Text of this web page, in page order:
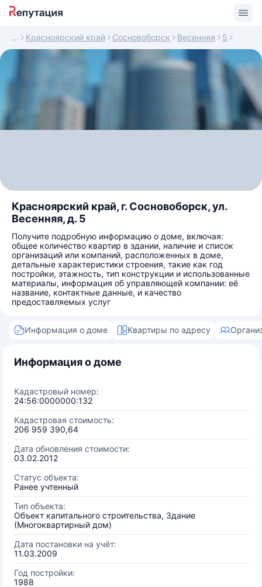
Красноярский край Сосновоборск Весенняя 5
Красноярский край, г. Сосновоборск, ул.
Весенняя, д. 5
Получите подробную информацию о доме, включая:
общее количество квартир в здании, наличие и список
организаций или компаний, расположенных в доме,
детальные характеристики строения, такие как год
постройки, этажность, тип конструкции и использованные
материалы, информация об управляющей компании: её
название, контактные данные, и качество
предоставляемых услуг
Информация о доме Квартиры по адресу
Информация о доме
Кадастровый номер:
24:56:0000000:132
Кадастровая стоимость:
206 959 390,64
Дата обновления стоимости:
03.02.2012
Статус объекта:
Ранее учтенный
Тип объекта:
Объект капитального строительства, Здание
(Многоквартирный дом)
Дата постановки на учёт:
11.03.2009
Год постройки:
1988